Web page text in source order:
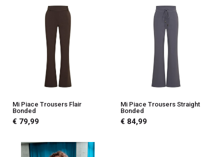
Mi Piace Trousers Flair
Bonded
€ 79,99
Mi Piace Trousers Straight
Bonded
€ 84,99